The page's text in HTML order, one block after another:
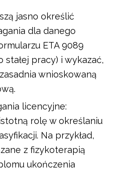
jasno określić
dla danego
ETA 9089
stałej pracy) i wykazać,
wnioskowaną
licencyjne:
rolę w określaniu
Na przykład,
z fizykoterapią
ukończenia